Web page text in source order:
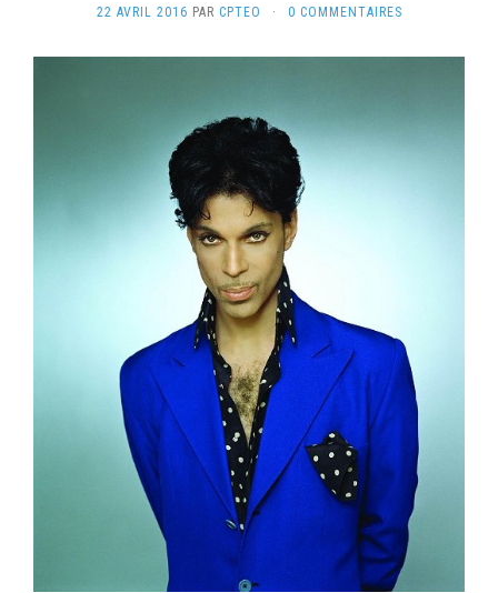
22 AVRIL 2016 PAR CPTEO · 0 COMMENTAIRES